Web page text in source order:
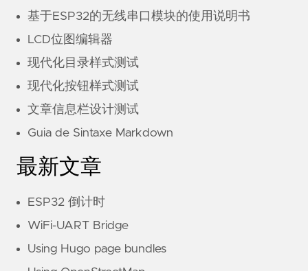
基于ESP32的无线串口模块的使用说明书
LCD位图编辑器
现代化目录样式测试
现代化按钮样式测试
文章信息栏设计测试
Guia de Sintaxe Markdown
最新文章
ESP32 倒计时
WiFi-UART Bridge
Using Hugo page bundles